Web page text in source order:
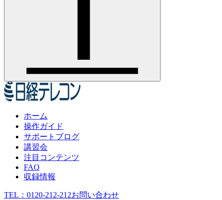
ホーム
操作ガイド
サポートブログ
講習会
注目コンテンツ
FAQ
収録情報
TEL： 0120-212-212お問い合わせ